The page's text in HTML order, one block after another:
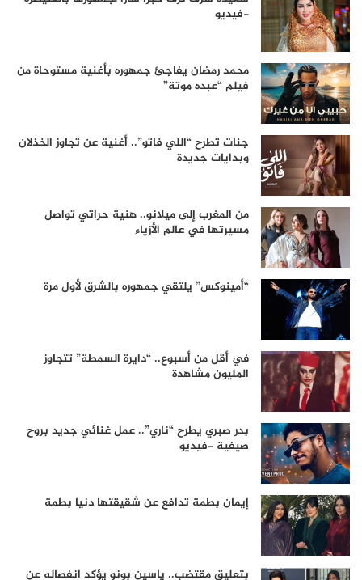
-فيديو
محمد رمضان يفاجئ جمهوره بأغنية مستوحاة من
فيلم “عبده موتة”
جنات تطرح “اللي فاتو”.. أغنية عن تجاوز الخذلان
وبدايات جديدة
من المغرب إلى ميلانو.. هنية حراتي تواصل
مسيرتها في عالم الأزياء
“أمينوكس” يلتقي جمهوره بالشرق لأول مرة
في أقل من أسبوع.. “دايرة السمطة” تتجاوز
المليون مشاهدة
بدر صبري يطرح “ناري”.. عمل غنائي جديد بروح
صيفية -فيديو
إيمان بطمة تدافع عن شقيقتها دنيا بطمة
بتعليق مقتضب.. ياسين بونو يؤكد انفصاله عن